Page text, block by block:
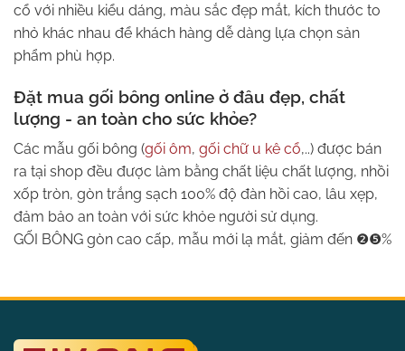
cổ với nhiều kiểu dáng, màu sắc đẹp mắt, kích thước to
nhỏ khác nhau để khách hàng dễ dàng lựa chọn sản
phẩm phù hợp.
Đặt mua gối bông online ở đâu đẹp, chất
lượng - an toàn cho sức khỏe?
Các mẫu gối bông (gối ôm, gối chữ u kê cổ,..) được bán
ra tại shop đều được làm bằng chất liệu chất lượng, nhồi
xốp tròn, gòn trắng sạch 100% độ đàn hồi cao, lâu xẹp,
đảm bảo an toàn với sức khỏe người sử dụng.
GỐI BÔNG gòn cao cấp, mẫu mới lạ mắt, giảm đến ❷❺%